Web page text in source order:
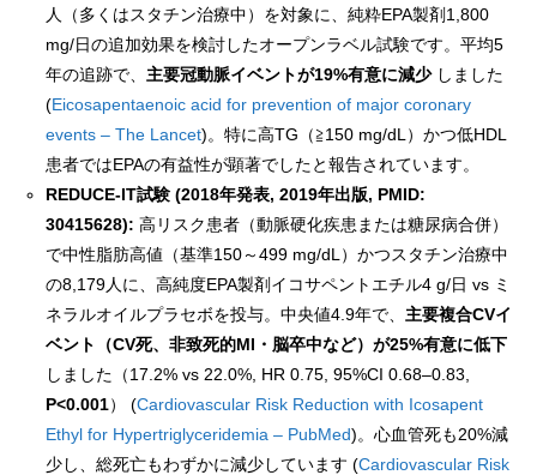
人（多くはスタチン治療中）を対象に、純粋EPA製剤1,800
mg/日の追加効果を検討したオープンラベル試験です。平均5
年の追跡で、 主要冠動脈イベントが19%有意に減少しました
(Eicosapentaenoic acid for prevention of major coronary
events – The Lancet)。特に高TG（≧150 mg/dL）かつ低HDL
患者ではEPAの有益性が顕著でしたと報告されています。
REDUCE-IT試験 (2018年発表, 2019年出版, PMID:
30415628): 高リスク患者（動脈硬化疾患または糖尿病合併）
で中性脂肪高値（基準150～499 mg/dL）かつスタチン治療中
の8,179人に、高純度EPA製剤イコサペントエチル4 g/日 vs ミ
ネラルオイルプラセボを投与。中央値4.9年で、 主要複合CVイ
ベント（CV死、非致死的MI・脳卒中など）が25%有意に低下
しました（17.2% vs 22.0%, HR 0.75, 95%CI 0.68–0.83,
P<0.001） (Cardiovascular Risk Reduction with Icosapent
Ethyl for Hypertriglyceridemia – PubMed)。心血管死も20%減
少し、総死亡もわずかに減少しています (Cardiovascular Risk